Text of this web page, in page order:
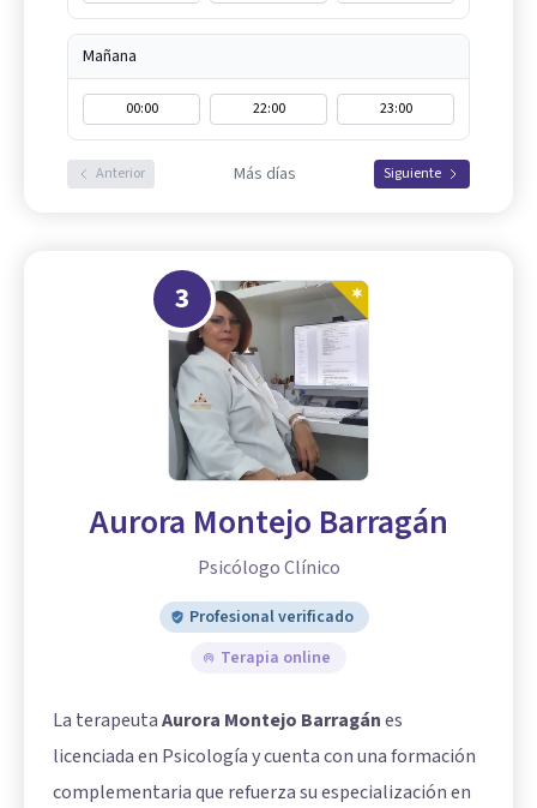
Mañana
00:00 22:00 23:00
Anterior Más días Siguiente
3
Aurora Montejo Barragán
Psicólogo Clínico
Profesional verificado
Terapia online
La terapeutaAurora Montejo Barragánes
licenciada en Psicología y cuenta con una formación
complementaria que refuerza su especialización en